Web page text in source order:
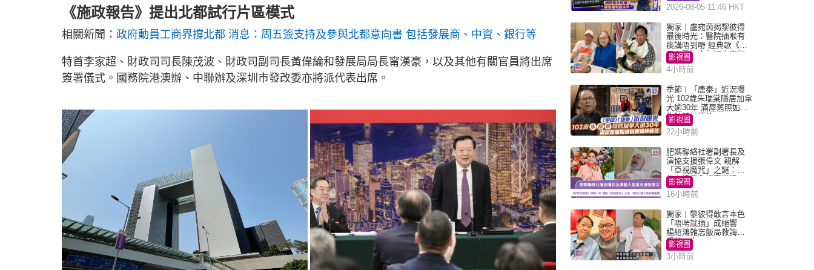
《施政報告》提出北都試行片區模式
相關新聞： 政府動員工商界撐北都 消息：周五簽支持及參與北都意向書 包括發展商、中資、銀行等
特首李家超、財政司司長陳茂波、財政司副司長黃偉綸和發展局局長甯漢豪，以及其他有關官員將出席
簽署儀式。國務院港澳辦、中聯辦及深圳市發改委亦將派代表出席。
2026-08-05 11:46 HKT
獨家丨盧宛茵揭黎彼得
最後時光：醫院插喉有
痰講唔到嘢 經典歌《浪
子心聲》金句源自廟街
睇相佬
影視圈
4小時前
季節丨「唐泰」近況曝
光 102歲朱瑞棠隱居加拿
大逾30年 滿屋舊照如博
物館精神極佳
影視圈
22小時前
肥媽聯絡社署副署長及
演協支援張偉文 親解
「亞視魔咒」之謎：有
信心鐵三角評審繼續
影視圈
16小時前
獨家丨黎彼得敢言本色
「唔啱就插」成絕響
楊紹鴻難忘飯局教誨：
受益一生
影視圈
3小時前